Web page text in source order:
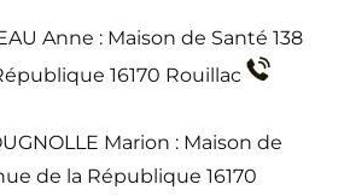
Anne : Maison de Santé 138
16170 Rouillac
Marion : Maison de
de la République 16170